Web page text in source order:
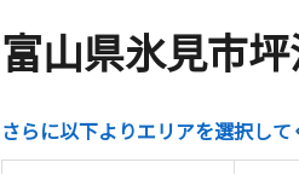
富山県氷見市
さらに以下よりエリアを選択して